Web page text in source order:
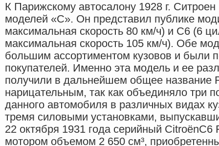
К Парижскому автосалону 1928 г. Ситроен
моделей «С». Он представил публике
максимальная скорость 80 км/ч) и С6 (6
максимальная скорость 105 км/ч). Обе
большим ассортиментом кузовов и были
покупателей. Именно эта модель и ее
получили в дальнейшем общее название
нарицательным, так как объединяло три
данного автомобиля в различных видах
тремя силовыми установками,
22 октября 1931 года серийный
мотором объемом 2 650 см³,